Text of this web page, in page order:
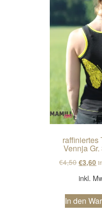
raffiniertes
Vennja
€4,50 €3,60
inkl.
In den